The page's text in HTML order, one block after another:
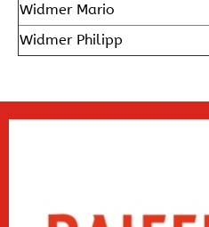
Widmer Mario
Widmer Philipp